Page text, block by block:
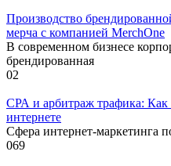
Производство
мерча с компанией MerchOne
В современном бизнесе
брендированная
02
СРА и арбитраж трафика: Как
интернете
Сфера интернет-маркетинга
069